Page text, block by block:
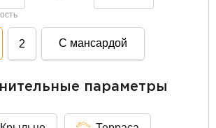
2 С мансардой
параметры